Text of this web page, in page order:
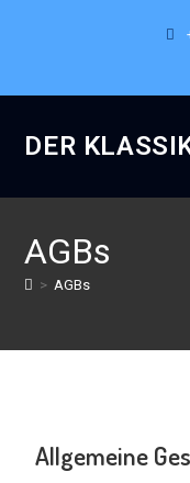
DER
AGBs
> AGBs
Allgemeine